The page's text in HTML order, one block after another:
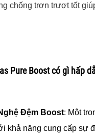
chống trơn trượt tốt
Pure Boost có gì hấp
Đệm Boost: Một
khả năng cung cấp sự